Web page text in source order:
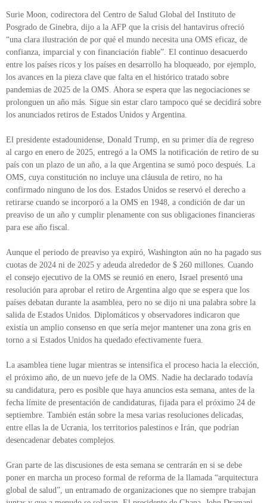
Surie Moon, codirectora del Centro de Salud Global del Instituto de
Posgrado de Ginebra, dijo a la AFP que la crisis del hantavirus ofreció
“una clara ilustración de por qué el mundo necesita una OMS eficaz, de
confianza, imparcial y con financiación fiable”. El continuo desacuerdo
entre los países ricos y los países en desarrollo ha bloqueado, por ejemplo,
los avances en la pieza clave que falta en el histórico tratado sobre
pandemias de 2025 de la OMS. Ahora se espera que las negociaciones se
prolonguen un año más. Sigue sin estar claro tampoco qué se decidirá sobre
los anunciados retiros de Estados Unidos y Argentina.
El presidente estadounidense, Donald Trump, en su primer día de regreso
al cargo en enero de 2025, entregó a la OMS la notificación de retiro de su
país con un plazo de un año, a la que Argentina se sumó poco después. La
OMS, cuya constitución no incluye una cláusula de retiro, no ha
confirmado ninguno de los dos. Estados Unidos se reservó el derecho a
retirarse cuando se incorporó a la OMS en 1948, a condición de dar un
preaviso de un año y cumplir plenamente con sus obligaciones financieras
para ese año fiscal.
Aunque el periodo de preaviso ya expiró, Washington aún no ha pagado sus
cuotas de 2024 ni de 2025 y adeuda alrededor de $ 260 millones. Cuando
el consejo ejecutivo de la OMS se reunió en enero, Israel presentó una
resolución para aprobar el retiro de Argentina algo que se espera que los
países debatan durante la asamblea, pero no se dijo ni una palabra sobre la
salida de Estados Unidos. Diplomáticos y observadores indicaron que
existía un amplio consenso en que sería mejor mantener una zona gris en
torno a si Estados Unidos ha quedado efectivamente fuera.
La asamblea tiene lugar mientras se intensifica el proceso hacia la elección,
el próximo año, de un nuevo jefe de la OMS. Nadie ha declarado todavía
su candidatura, pero es posible que haya anuncios esta semana, antes de la
fecha límite de presentación de candidaturas, fijada para el próximo 24 de
septiembre. También están sobre la mesa varias resoluciones delicadas,
entre ellas la de Ucrania, los territorios palestinos e Irán, que podrían
desencadenar debates complejos.
Gran parte de las discusiones de esta semana se centrarán en si se debe
poner en marcha un proceso formal de reforma de la llamada “arquitectura
global de salud”, un entramado de organizaciones que no siempre trabajan